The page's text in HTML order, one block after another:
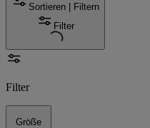
Sortieren | Filtern
Filter
Filter
Größe